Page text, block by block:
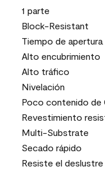
1 parte
Block-Resistant
Tiempo de
Alto encubrimiento
Alto tráfico
Nivelación
Poco contenido de
Revestimiento
Multi-Substrate
Secado rápido
Resiste el deslustre